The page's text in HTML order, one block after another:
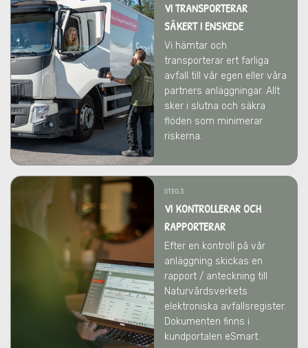
VI TRANSPORTERAR
SÄKERT I ENSKEDE
Vi hämtar och
transporterar ert farliga
avfall till vår egen eller våra
partners anläggningar. Allt
sker i slutna och säkra
flöden som minimerar
riskerna.
STEG 3
VI KONTROLLERAR OCH
RAPPORTERAR
Efter en kontroll på vår
anläggning skickas en
rapport / anteckning till
Naturvårdsverkets
elektroniska avfallsregister.
Dokumenten finns i
kundportalen eSmart.